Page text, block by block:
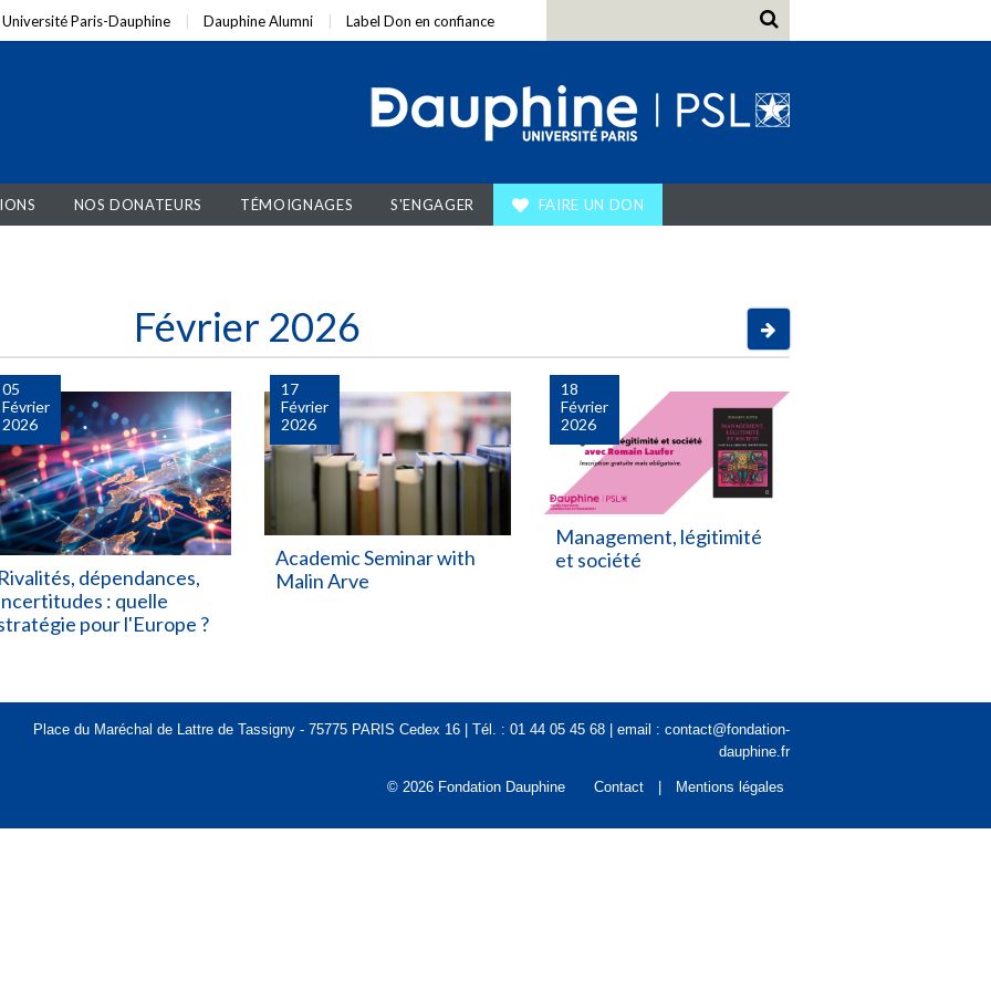
Université Paris-Dauphine Dauphine Alumni Label Don en confiance
NOS DONATEURS TÉMOIGNAGES S'ENGAGER FAIRE UN DON
Février 2026 Après
05
Février
2026
Rivalités, dépendances,
: quelle
pour l'Europe ?
17
Février
2026
Academic Seminar with
Malin Arve
18
Février
2026
Management, légitimité
et société
Place du Maréchal de Lattre de Tassigny - 75775 PARIS Cedex 16 | Tél. : 01 44 05 45 68 | email : contact@fondation-
dauphine.fr
© 2026 Fondation Dauphine Contact Mentions légales